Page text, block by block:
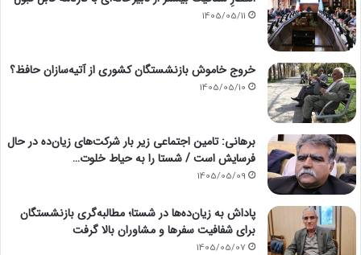
1405/05/11
خروج خاموش بازنشستگان کشوری از آتیه‌سازان حافظ؟
1405/05/10
برهانی: تامین اجتماعی زیر بار شرکت‌های زیان‌ده در حال
فرسایش است / شستا را به حیاط خلوت…
1405/05/09
پاداش به زیان‌ده‌ها در شستا؛ مطالبه‌گری بازنشستگان
برای شفافیت سفرها و مشاوران بالا گرفت
1405/05/07